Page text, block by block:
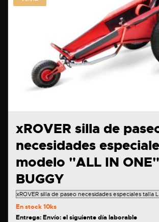
xROVER silla de
necesidades
modelo "ALL IN
BUGGY
En stock10ks
Entrega: Envío: el siguiente día laborable